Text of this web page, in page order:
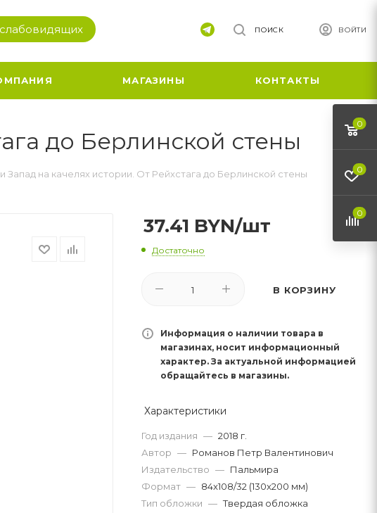
ВОЙТИ
ПОИСК
МАГАЗИНЫ КОНТАКТЫ
до Берлинской стены
Запад на качелях истории. От Рейхстага до Берлинской стены
37.41 BYN/шт
Достаточно
В КОРЗИНУ
Информация о наличии товара в
магазинах, носит информационный
характер. За актуальной информацией
обращайтесь в магазины.
Характеристики
Год издания — 2018 г.
Автор — Романов Петр Валентинович
Издательство — Пальмира
Формат — 84x108/32 (130x200 мм)
Тип обложки — Твердая обложка
0
0
0